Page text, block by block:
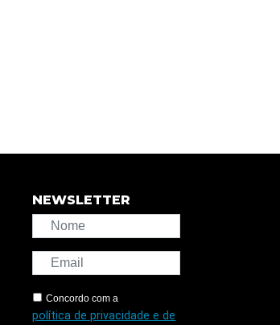
NEWSLETTER
Concordo com a
política de privacidade e de